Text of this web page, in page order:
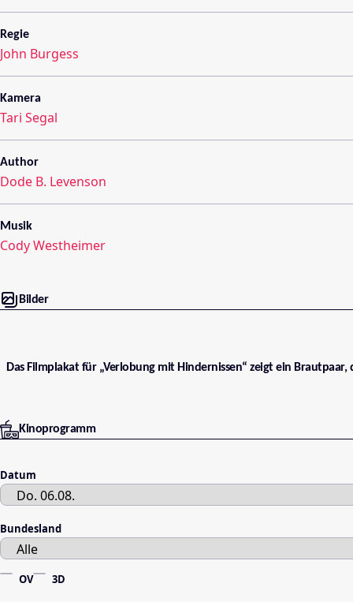
Regie
John Burgess
Kamera
Tari Segal
Author
Dode B. Levenson
Musik
Cody Westheimer
Bilder
Das Filmplakat für „Verlobung mit Hindernissen“ zeigt ein
Kinoprogramm
Datum
Bundesland
OV 3D